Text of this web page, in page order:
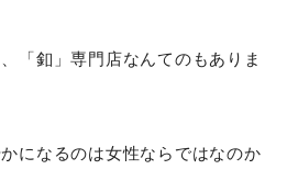
「釦」専門店なんてのもありま
になるのは女性ならではなのか